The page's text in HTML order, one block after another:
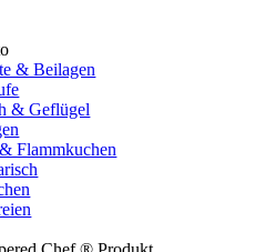
& Beilagen
& Geflügel
Flammkuchen